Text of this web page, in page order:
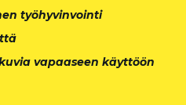
työhyvinvointi
vapaaseen käyttöön